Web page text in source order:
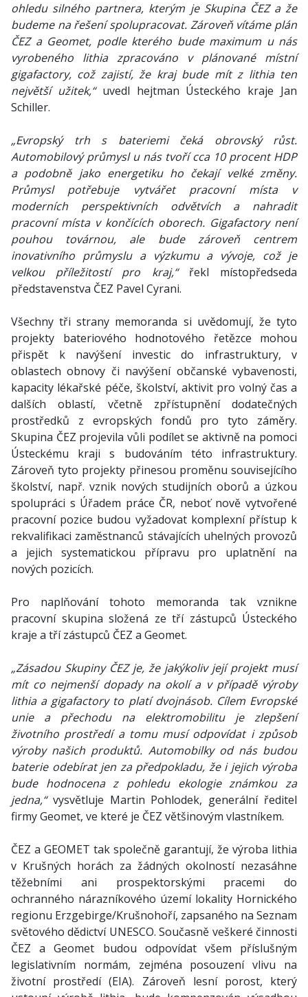
ohledu silného partnera, kterým je Skupina ČEZ a že
budeme na řešení spolupracovat. Zároveň vítáme plán
ČEZ a Geomet, podle kterého bude maximum u nás
vyrobeného lithia zpracováno v plánované místní
gigafactory, což zajistí, že kraj bude mít z lithia ten
největší užitek,“uvedl hejtman Ústeckého kraje Jan
Schiller.
„Evropský trh s bateriemi čeká obrovský růst.
Automobilový průmysl u nás tvoří cca 10 procent HDP
a podobně jako energetiku ho čekají velké změny.
Průmysl potřebuje vytvářet pracovní místa v
moderních perspektivních odvětvích a nahradit
pracovní místa v končících oborech. Gigafactory není
pouhou továrnou, ale bude zároveň centrem
inovativního průmyslu a výzkumu a vývoje, což je
velkou příležitostí pro kraj,“řekl místopředseda
představenstva ČEZ Pavel Cyrani.
Všechny tři strany memoranda si uvědomují, že tyto
projekty bateriového hodnotového řetězce mohou
přispět k navýšení investic do infrastruktury, v
oblastech obnovy či navýšení občanské vybavenosti,
kapacity lékařské péče, školství, aktivit pro volný čas a
dalších oblastí, včetně zpřístupnění dodatečných
prostředků z evropských fondů pro tyto záměry.
Skupina ČEZ projevila vůli podílet se aktivně na pomoci
Ústeckému kraji s budováním této infrastruktury.
Zároveň tyto projekty přinesou proměnu souvisejícího
školství, např. vznik nových studijních oborů a úzkou
spolupráci s Úřadem práce ČR, neboť nově vytvořené
pracovní pozice budou vyžadovat komplexní přístup k
rekvalifikaci zaměstnanců stávajících uhelných provozů
a jejich systematickou přípravu pro uplatnění na
nových pozicích.
Pro naplňování tohoto memoranda tak vznikne
pracovní skupina složená ze tří zástupců Ústeckého
kraje a tří zástupců ČEZ a Geomet.
„Zásadou Skupiny ČEZ je, že jakýkoliv její projekt musí
mít co nejmenší dopady na okolí a v případě výroby
lithia a gigafactory to platí dvojnásob. Cílem Evropské
unie a přechodu na elektromobilitu je zlepšení
životního prostředí a tomu musí odpovídat i způsob
výroby našich produktů. Automobilky od nás budou
baterie odebírat jen za předpokladu, že i jejich výroba
bude hodnocena z pohledu ekologie známkou za
jedna,“vysvětluje Martin Pohlodek, generální ředitel
firmy Geomet, ve které je ČEZ většinovým vlastníkem.
ČEZ a GEOMET tak společně garantují, že výroba lithia
v Krušných horách za žádných okolností nezasáhne
těžebními ani prospektorskými pracemi do
ochranného nárazníkového území lokality Hornického
regionu Erzgebirge/Krušnohoří, zapsaného na Seznam
světového dědictví UNESCO. Současně veškeré činnosti
ČEZ a Geomet budou odpovídat všem příslušným
legislativním normám, zejména posouzení vlivu na
životní prostředí (EIA). Zároveň lesní porost, který